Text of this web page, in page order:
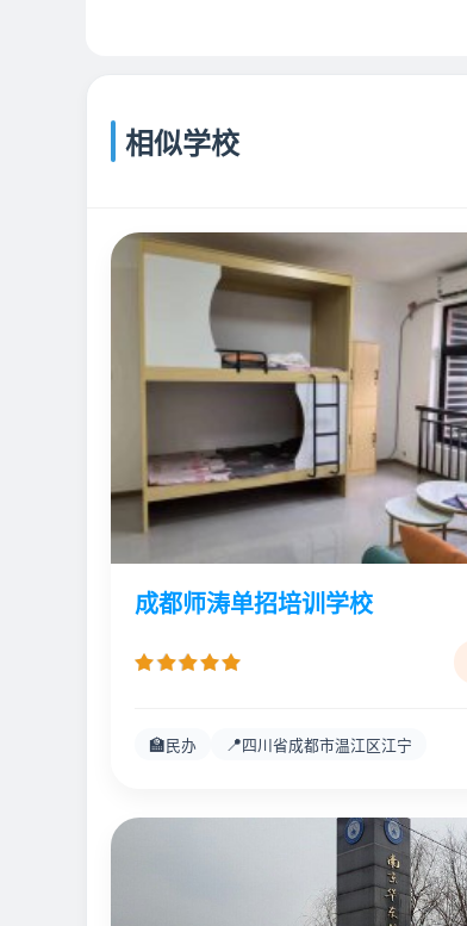
相似学校
成都师涛单招培训学校
🏫 民办 📍 四川省成都市温江区江宁